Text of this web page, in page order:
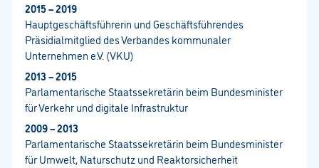
2015 – 2019
Hauptgeschäftsführerin und Geschäftsführendes
Präsidialmitglied des Verbandes kommunaler
Unternehmen e.V. (VKU)
2013 – 2015
Parlamentarische Staatssekretärin beim Bundesminister
für Verkehr und digitale Infrastruktur
2009 – 2013
Parlamentarische Staatssekretärin beim Bundesminister
für Umwelt, Naturschutz und Reaktorsicherheit